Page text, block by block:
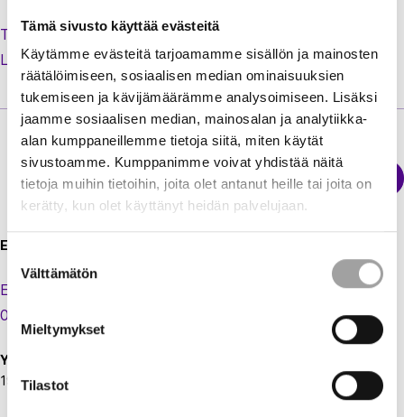
Tämä sivusto käyttää evästeitä
Käytämme evästeitä tarjoamamme sisällön ja mainosten
räätälöimiseen, sosiaalisen median ominaisuuksien
tukemiseen ja kävijämäärämme analysoimiseen. Lisäksi
jaamme sosiaalisen median, mainosalan ja analytiikka-
alan kumppaneillemme tietoja siitä, miten käytät
sivustoamme. Kumppanimme voivat yhdistää näitä
tietoja muihin tietoihin, joita olet antanut heille tai joita on
kerätty, kun olet käyttänyt heidän palvelujaan.
Suostumuksen
valinta
Välttämätön
Mieltymykset
Tilastot
Tilaa uusi salasana unohtuneen tilalle
Luo käyttäjätili jäsenextraan
Energiateollisuus
Sähkökatkokartta
Energiateollisuus ry
Eteläranta 10,
00130 Helsinki
Y-tunnus:
1924697-5